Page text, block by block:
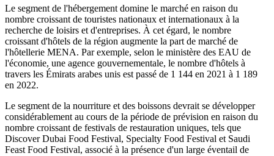
Le segment de l'hébergement domine le marché en raison du
nombre croissant de touristes nationaux et internationaux à la
recherche de loisirs et d'entreprises. À cet égard, le nombre
croissant d'hôtels de la région augmente la part de marché de
l'hôtellerie MENA. Par exemple, selon le ministère des EAU de
l'économie, une agence gouvernementale, le nombre d'hôtels à
travers les Émirats arabes unis est passé de 1 144 en 2021 à 1 189
en 2022.
Le segment de la nourriture et des boissons devrait se développer
considérablement au cours de la période de prévision en raison du
nombre croissant de festivals de restauration uniques, tels que
Discover Dubai Food Festival, Specialty Food Festival et Saudi
Feast Food Festival, associé à la présence d'un large éventail de